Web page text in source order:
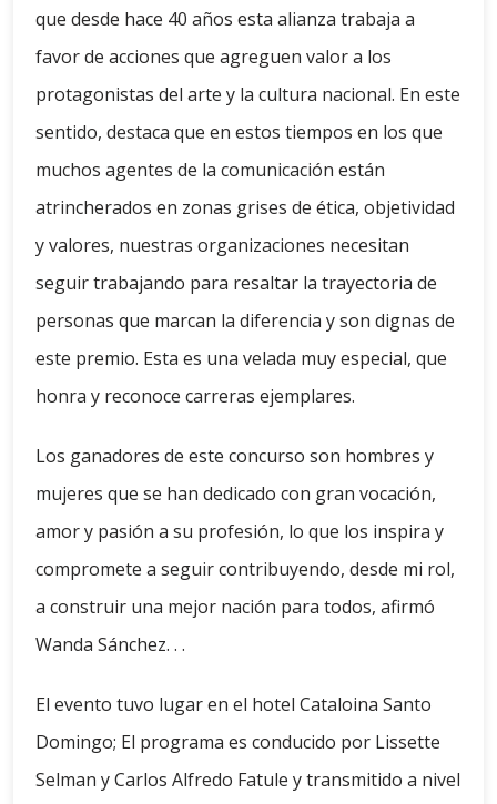
que desde hace 40 años esta alianza trabaja a
favor de acciones que agreguen valor a los
protagonistas del arte y la cultura nacional. En este
sentido, destaca que en estos tiempos en los que
muchos agentes de la comunicación están
atrincherados en zonas grises de ética, objetividad
y valores, nuestras organizaciones necesitan
seguir trabajando para resaltar la trayectoria de
personas que marcan la diferencia y son dignas de
este premio. Esta es una velada muy especial, que
honra y reconoce carreras ejemplares.
Los ganadores de este concurso son hombres y
mujeres que se han dedicado con gran vocación,
amor y pasión a su profesión, lo que los inspira y
compromete a seguir contribuyendo, desde mi rol,
a construir una mejor nación para todos, afirmó
Wanda Sánchez. . .
El evento tuvo lugar en el hotel Cataloina Santo
Domingo; El programa es conducido por Lissette
Selman y Carlos Alfredo Fatule y transmitido a nivel